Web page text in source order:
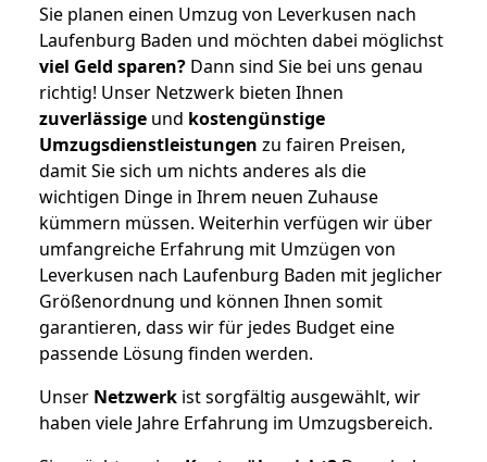
Sie planen einen Umzug von Leverkusen nach
Laufenburg Baden und möchten dabei möglichst
viel Geld sparen? Dann sind Sie bei uns genau
richtig! Unser Netzwerk bieten Ihnen
zuverlässige und kostengünstige
Umzugsdienstleistungen zu fairen Preisen,
damit Sie sich um nichts anderes als die
wichtigen Dinge in Ihrem neuen Zuhause
kümmern müssen. Weiterhin verfügen wir über
umfangreiche Erfahrung mit Umzügen von
Leverkusen nach Laufenburg Baden mit jeglicher
Größenordnung und können Ihnen somit
garantieren, dass wir für jedes Budget eine
passende Lösung finden werden.
Unser Netzwerk ist sorgfältig ausgewählt, wir
haben viele Jahre Erfahrung im Umzugsbereich.